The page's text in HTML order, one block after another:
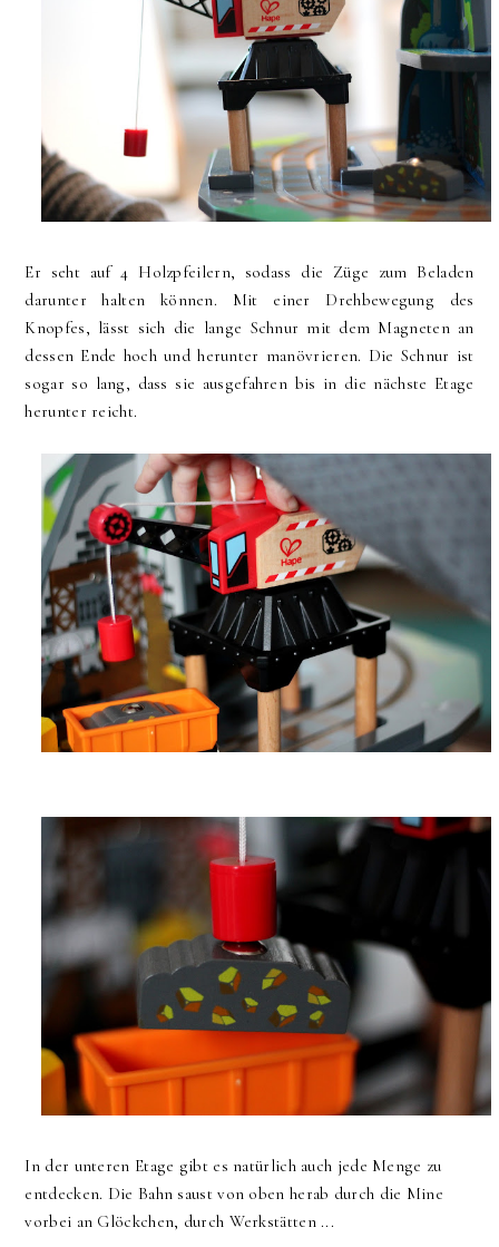
Er seht auf 4 Holzpfeilern, sodass die Züge zum Beladen
darunter halten können. Mit einer Drehbewegung des
Knopfes, lässt sich die lange Schnur mit dem Magneten an
dessen Ende hoch und herunter manövrieren. Die Schnur ist
sogar so lang, dass sie ausgefahren bis in die nächste Etage
herunter reicht.
In der unteren Etage gibt es natürlich auch jede Menge zu
entdecken. Die Bahn saust von oben herab durch die Mine
vorbei an Glöckchen, durch Werkstätten ...